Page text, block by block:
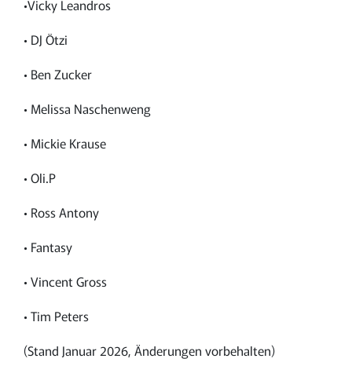
•Vicky Leandros
• DJ Ötzi
• Ben Zucker
• Melissa Naschenweng
• Mickie Krause
• Oli.P
• Ross Antony
• Fantasy
• Vincent Gross
• Tim Peters
(Stand Januar 2026, Änderungen vorbehalten)